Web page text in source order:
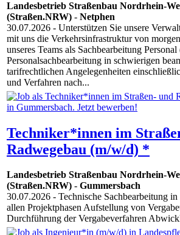
Landesbetrieb Straßenbau Nordrhein-
(Straßen.NRW) - Netphen
30.07.2026 - Unterstützen Sie unsere
mit uns die Verkehrsinfrastruktur von
unseres Teams als Sachbearbeitung
Personalsachbearbeitung in schwierigen
tarifrechtlichen Angelegenheiten
und Verfahren nach...
Techniker*innen im
Radwegebau (m/w/d) *
Landesbetrieb Straßenbau Nordrhein-
(Straßen.NRW) - Gummersbach
30.07.2026 - Technische Sachbearbeitung
allen Projektphasen Aufstellung von
Durchführung der Vergabeverfahren